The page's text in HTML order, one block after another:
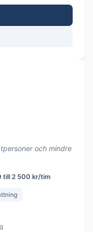
och mindre
till 2 500 kr/tim